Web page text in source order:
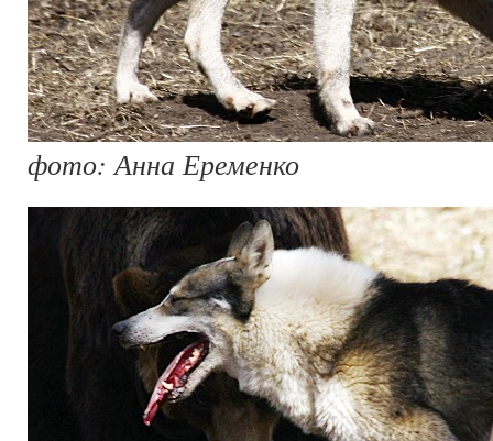
фото: Анна Еременко